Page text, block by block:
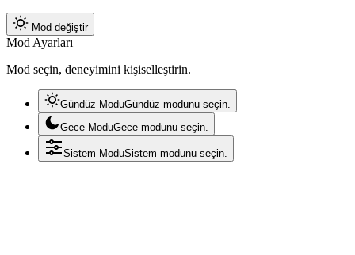
Mod değiştir
Mod Ayarları
Mod seçin, deneyimini kişiselleştirin.
Gündüz ModuGündüz modunu seçin.
Gece ModuGece modunu seçin.
Sistem ModuSistem modunu seçin.